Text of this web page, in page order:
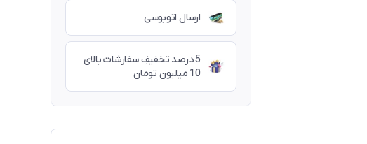
ارسال اتوبوسی
5 درصد تخفیفِ سفارشات بالای
10 میلیون تومان